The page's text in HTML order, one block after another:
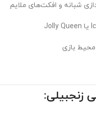
شبانه و افکت‌های ملایم
بازی
زنجبیلی: